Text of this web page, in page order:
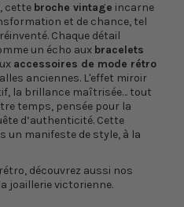
cette broche vintage incarne
et de chance, tel
Chaque détail
un écho aux bracelets
accessoires de mode rétro
anciennes. L'effet miroir
la brillance maîtrisée… tout
temps, pensée pour la
d’authenticité. Cette
un manifeste de style, à la
découvrez aussi nos
joaillerie victorienne.